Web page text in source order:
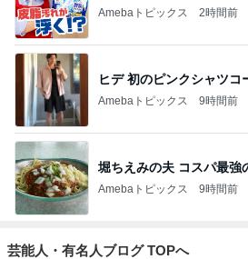
Amebaトピックス 2時間前
ヒデ 初のピンクシャツコ
Amebaトピックス 9時間前
堀ちえみの夫 コスパ最強
Amebaトピックス 9時間前
芸能人・有名人ブログ TOPへ